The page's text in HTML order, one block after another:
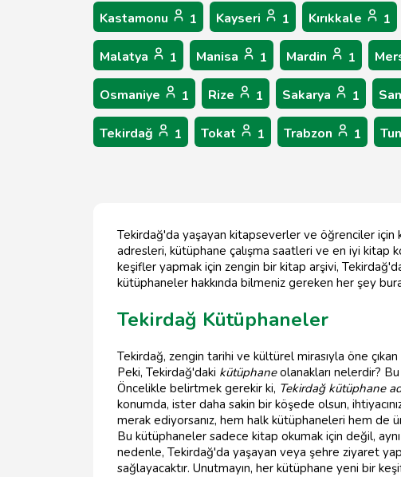
Kastamonu 1 Kayseri 1 Kırıkkale 1
Malatya 1 Manisa 1 Mardin 1
Osmaniye 1 Rize 1 Sakarya 1
Tekirdağ 1 Tokat 1 Trabzon 1
Tekirdağ'da yaşayan kitapseverler ve öğrenciler için
adresleri, kütüphane çalışma saatleri ve en iyi kitap
keşifler yapmak için zengin bir kitap arşivi,
kütüphaneler hakkında bilmeniz gereken her şey
Tekirdağ Kütüphaneler
Tekirdağ, zengin tarihi ve kültürel mirasıyla öne
Peki, Tekirdağ'daki kütüphaneolanakları nelerdir? Bu
Öncelikle belirtmek gerekir ki, Tekirdağ kütüphane
konumda, ister daha sakin bir köşede olsun,
merak ediyorsanız, hem halk kütüphaneleri hem de
Bu kütüphaneler sadece kitap okumak için değil,
nedenle, Tekirdağ'da yaşayan veya şehre ziyaret
sağlayacaktır. Unutmayın, her kütüphane yeni bir